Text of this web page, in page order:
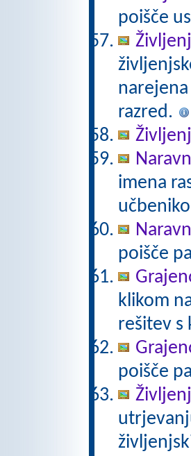
poišče
razred.
imena
poišče
klikom
rešitev s
poišče